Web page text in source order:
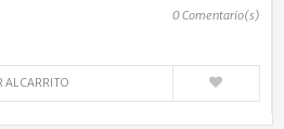
0Comentario(s)
AL CARRITO